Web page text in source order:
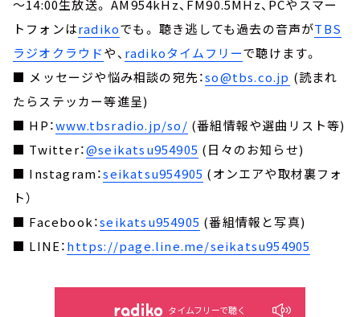
～14:00生放送。 AM954kHz、FM90.5MHz、PCやスマー
トフォンはradikoでも。 聴き逃しても過去の音声がTBS
ラジオクラウドや、 radikoタイムフリーで聴けます。
■ メッセージや悩み相談の宛先：so@tbs.co.jp (読まれ
たらステッカー等進呈)
■ HP：www.tbsradio.jp/so/ (番組情報や選曲リスト等)
■ Twitter：@seikatsu954905 (日々のお知らせ)
■ Instagram：seikatsu954905 (オンエアや取材裏フォ
ト）
■ Facebook：seikatsu954905 (番組情報と写真)
■ LINE：https://page.line.me/seikatsu954905
タイムフリーで聴く